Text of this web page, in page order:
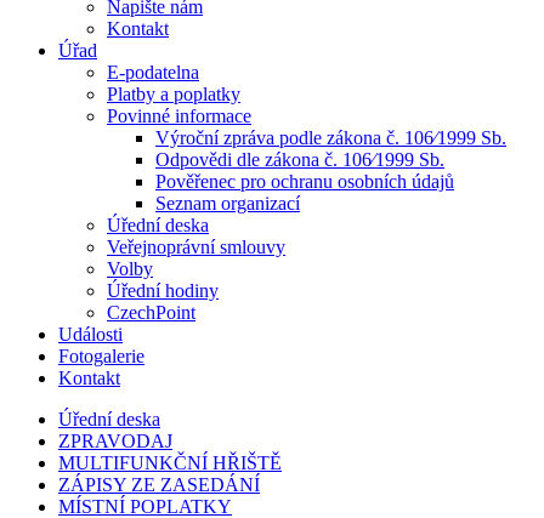
Napište nám
Kontakt
Úřad
E-podatelna
Platby a poplatky
Povinné informace
Výroční zpráva podle zákona č. 106⁄1999 Sb.
Odpovědi dle zákona č. 106⁄1999 Sb.
Pověřenec pro ochranu osobních údajů
Seznam organizací
Úřední deska
Veřejnoprávní smlouvy
Volby
Úřední hodiny
CzechPoint
Události
Fotogalerie
Kontakt
Úřední deska
ZPRAVODAJ
MULTIFUNKČNÍ HŘIŠTĚ
ZÁPISY ZE ZASEDÁNÍ
MÍSTNÍ POPLATKY